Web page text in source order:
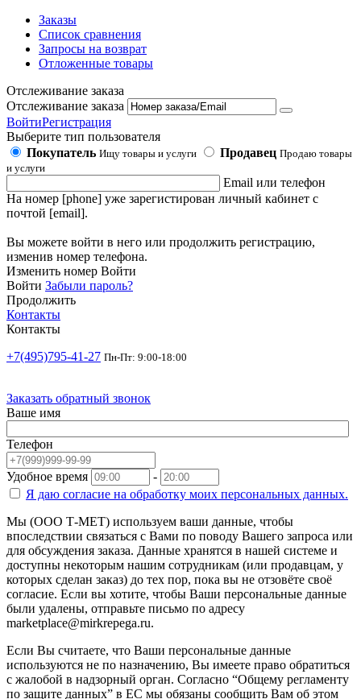
Заказы
Список сравнения
Запросы на возврат
Отложенные товары
Отслеживание заказа
Отслеживание заказа
ВойтиРегистрация
Выберите тип пользователя
Покупатель Ищу товары и услуги Продавец Продаю товары
и услуги
Email или телефон
На номер [phone] уже зарегистирован личный кабинет с
почтой [email].
Вы можете войти в него или продолжить регистрацию,
изменив номер телефона.
Изменить номер Войти
Войти Забыли пароль?
Продолжить
Контакты
Контакты
+7(495)795-41-27 Пн-Пт: 9:00-18:00
Заказать обратный звонок
Ваше имя
Телефон
Удобное время
-
Я даю согласие на обработку моих персональных данных.
Мы (ООО Т-МЕТ) используем ваши данные, чтобы
впоследствии связаться с Вами по поводу Вашего запроса или
для обсуждения заказа. Данные хранятся в нашей системе и
доступны некоторым нашим сотрудникам (или продавцам, у
которых сделан заказ) до тех пор, пока вы не отзовёте своё
согласие. Если вы хотите, чтобы Ваши персональные данные
были удалены, отправьте письмо по адресу
marketplace@mirkrepega.ru.
Если Вы считаете, что Ваши персональные данные
используются не по назначению, Вы имеете право обратиться
с жалобой в надзорный орган. Согласно “Общему регламенту
по защите данных” в ЕС мы обязаны сообщить Вам об этом